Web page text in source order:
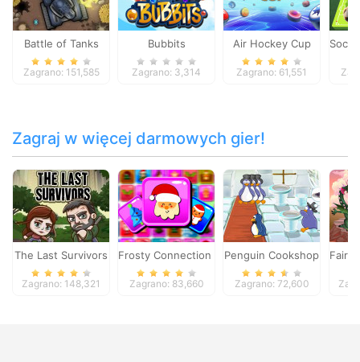
Battle of Tanks
Zagrano: 151,585
Bubbits
Zagrano: 3,314
Air Hockey Cup
Zagrano: 61,551
Zagraj w więcej darmowych gier!
The Last Survivors
Zagrano: 148,321
Frosty Connection Quest
Zagrano: 83,660
Penguin Cookshop
Zagrano: 72,600
Fairy